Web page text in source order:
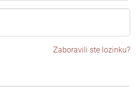
Zaboravili ste lozinku?